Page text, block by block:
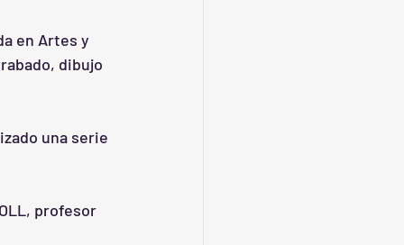
en Artes y
dibujo
una serie
profesor